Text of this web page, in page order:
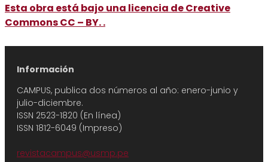
Esta obra está bajo una licencia de Creative
Commons CC – BY. .
Información
CAMPUS, publica dos números al año: enero-junio y
julio-diciembre.
ISSN 2523-1820 (En línea)
ISSN 1812-6049 (Impreso)
revistacampus@usmp.pe